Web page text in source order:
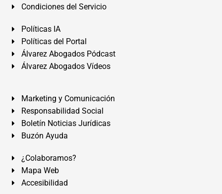
Condiciones del Servicio
Políticas IA
Políticas del Portal
Álvarez Abogados Pódcast
Álvarez Abogados Vídeos
Marketing y Comunicación
Responsabilidad Social
Boletín Noticias Jurídicas
Buzón Ayuda
¿Colaboramos?
Mapa Web
Accesibilidad